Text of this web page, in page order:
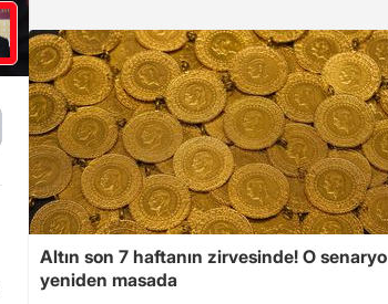
Altın son 7 haftanın zirvesinde! O senaryo
yeniden masada